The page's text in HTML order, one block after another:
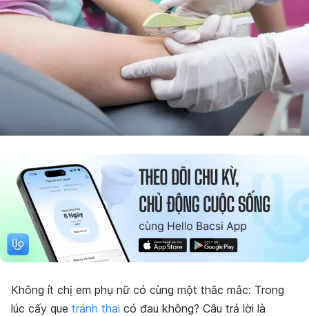
Không ít chị em phụ nữ có cùng một thắc mắc: Trong
lúc cấy que tránh thai có đau không? Câu trả lời là